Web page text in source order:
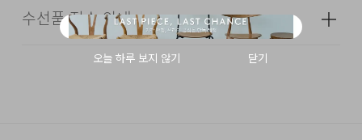
24/7 COMMENT
수피마 코튼 65%와 ASKIN 기능성 폴리에스터 35% 혼방
무게
190g
사계절
물의 온도 30℃를 표준으로 중성세제를 사용,
세탁기에서 약하게 세탁한다.
본 상품은 오프라인 매장과 동시에 판매하는 상품이므로, 주
문 접수 및 상품 준비 도중 판매가 증가하여 발송지연 또는
품절 될 수 있으니 양해 부탁드립니다. 배송이 지연되는 경
우 고객님께 빠르게 안내 할 수 있도록 노력하겠습니다. [물
·교환 및 반품은 상품수령 후 7일 이내에 요청 하셔야 하며,
수선품 접수 안내